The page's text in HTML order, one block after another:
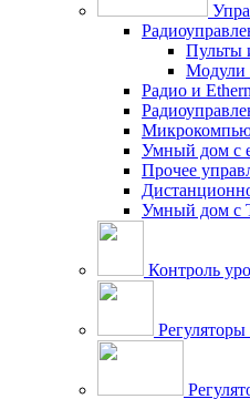
Пульты
Модули
Радио и
Умный дом c
Прочее
Умный дом с
Контроль